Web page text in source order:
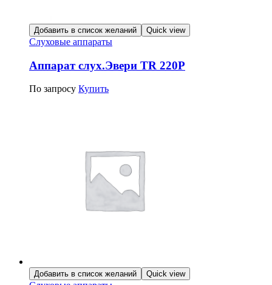
Добавить в список желаний Quick view
Слуховые аппараты
Аппарат слух.Эвери TR 220Р
По запросу Купить
Добавить в список желаний Quick view